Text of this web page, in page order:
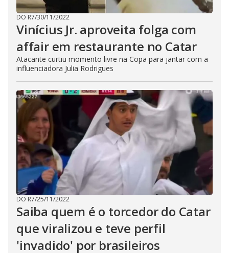
DO R7/30/11/2022
Vinícius Jr. aproveita folga com
affair em restaurante no Catar
Atacante curtiu momento livre na Copa para jantar com a
influenciadora Julia Rodrigues
DO R7/25/11/2022
Saiba quem é o torcedor do Catar
que viralizou e teve perfil
'invadido' por brasileiros